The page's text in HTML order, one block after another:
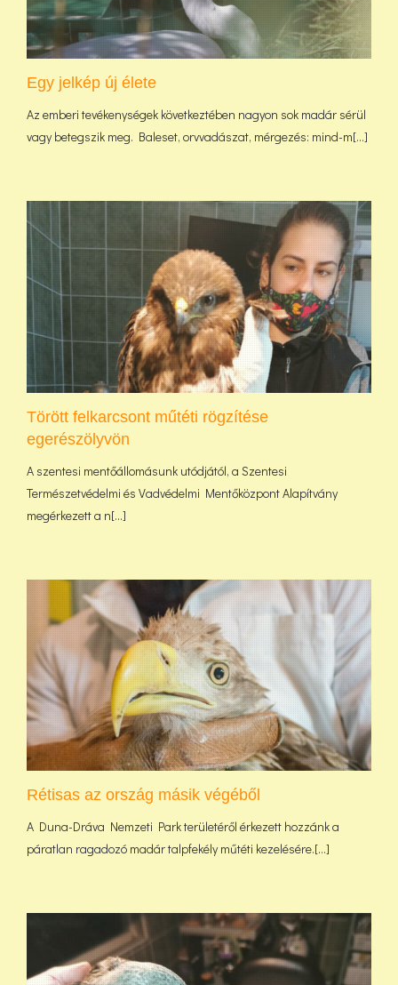
Egy jelkép új élete
Az emberi tevékenységek következtében nagyon sok madár sérül
vagy betegszik meg. Baleset, orvvadászat, mérgezés: mind-m[...]
Törött felkarcsont műtéti rögzítése
egerészölyvön
A szentesi mentőállomásunk utódjától, a Szentesi
Természetvédelmi és Vadvédelmi Mentőközpont Alapítvány
megérkezett a n[...]
Rétisas az ország másik végéből
A Duna-Dráva Nemzeti Park területéről érkezett hozzánk a
páratlan ragadozó madár talpfekély műtéti kezelésére.[...]